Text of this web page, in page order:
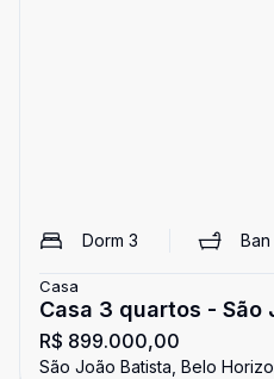
Dorm 3
Casa
Casa 3 quartos - São
R$ 899.000,00
São João Batista, Belo